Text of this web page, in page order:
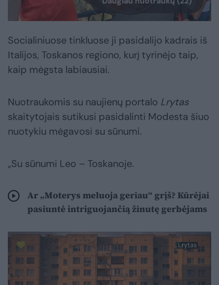
Socialiniuose tinkluose ji pasidalijo kadrais iš
Italijos, Toskanos regiono, kurį tyrinėjo taip,
kaip mėgsta labiausiai.
Nuotraukomis su naujienų portalo Lrytas
skaitytojais sutikusi pasidalinti Modesta šiuo
nuotykiu mėgavosi su sūnumi.
„Su sūnumi Leo – Toskanoje.
Ar „Moterys meluoja geriau“ grįš? Kūrėjai
pasiuntė intriguojančią žinutę gerbėjams